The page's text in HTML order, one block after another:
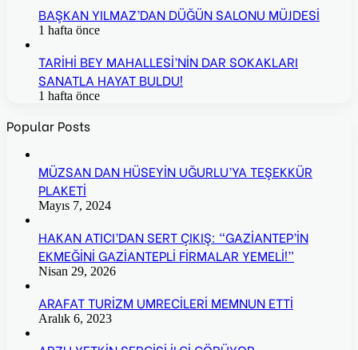
BAŞKAN YILMAZ’DAN DÜĞÜN SALONU MÜJDESİ
1 hafta önce
TARİHİ BEY MAHALLESİ’NİN DAR SOKAKLARI
SANATLA HAYAT BULDU!
1 hafta önce
Popular Posts
MÜZSAN DAN HÜSEYİN UĞURLU’YA TEŞEKKÜR
PLAKETİ
Mayıs 7, 2024
HAKAN ATICI’DAN SERT ÇIKIŞ: “GAZİANTEP’İN
EKMEĞİNİ GAZİANTEPLİ FİRMALAR YEMELİ!”
Nisan 29, 2026
ARAFAT TURİZM UMRECİLERİ MEMNUN ETTİ
Aralık 6, 2023